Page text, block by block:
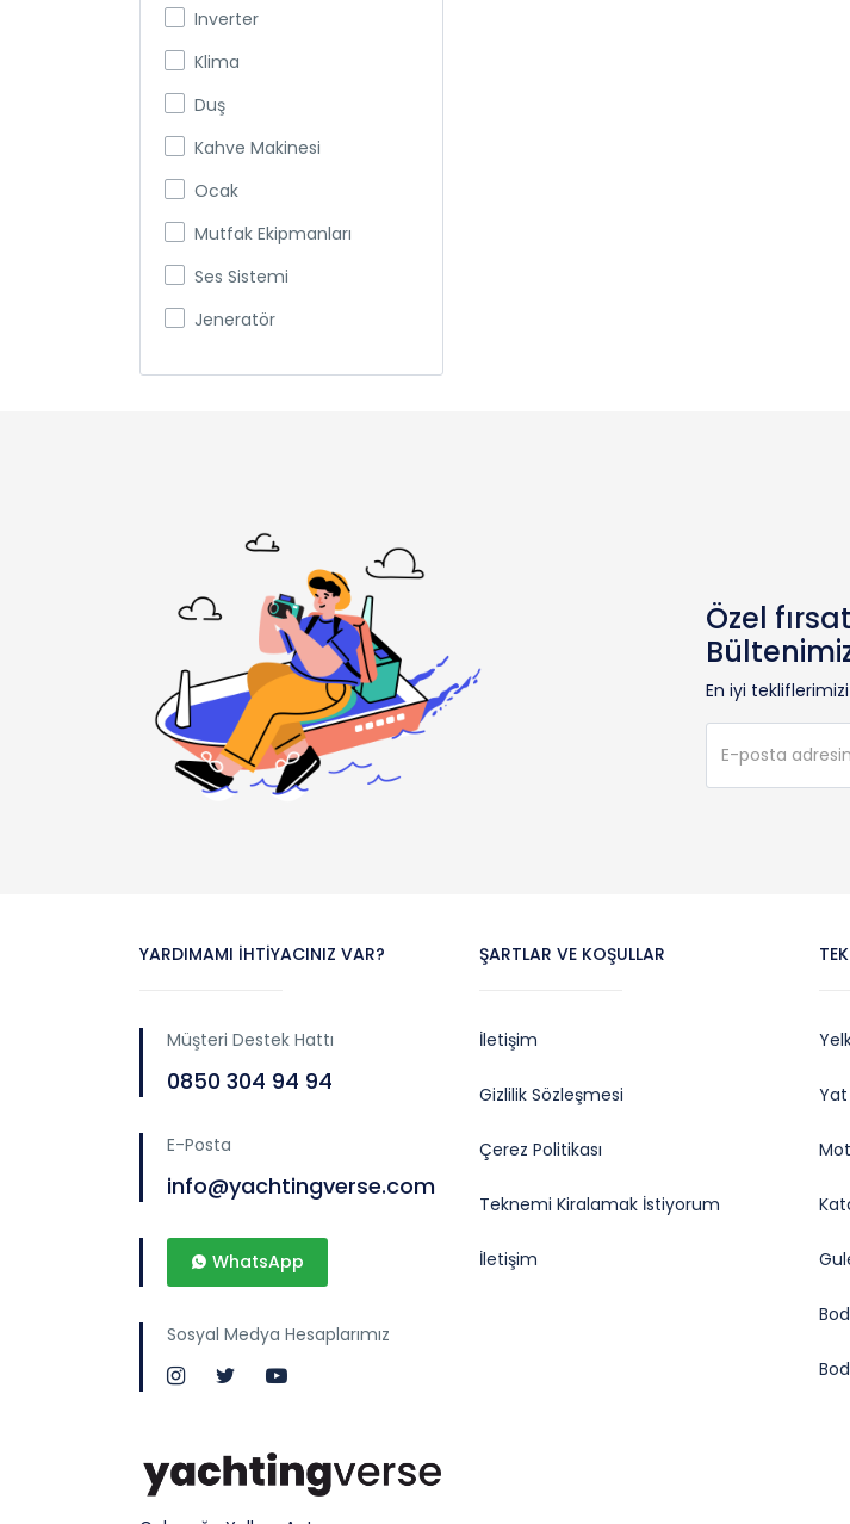
Inverter
Klima
Duş
Kahve Makinesi
Ocak
Mutfak Ekipmanları
Ses Sistemi
Jeneratör
Özel
En iyi
YARDIMAMI İHTIYACINIZ VAR?
Müşteri Destek Hattı
0850 304 94 94
E-Posta
info@yachtingverse.com
WhatsApp
Sosyal Medya Hesaplarımız
ŞARTLAR VE KOŞULLAR
İletişim
Gizlilik Sözleşmesi
Çerez Politikası
Teknemi Kiralamak İstiyorum
İletişim